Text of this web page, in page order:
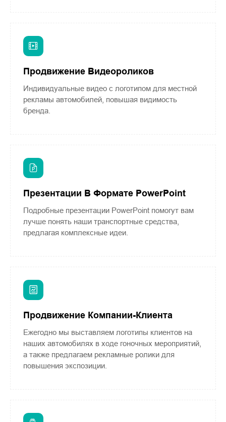
Продвижение Видеороликов
Индивидуальные видео с логотипом для местной
рекламы автомобилей, повышая видимость
бренда.
Презентации В Формате PowerPoint
Подробные презентации PowerPoint помогут вам
лучше понять наши транспортные средства,
предлагая комплексные идеи.
Продвижение Компании-Клиента
Ежегодно мы выставляем логотипы клиентов на
наших автомобилях в ходе гоночных мероприятий,
а также предлагаем рекламные ролики для
повышения экспозиции.